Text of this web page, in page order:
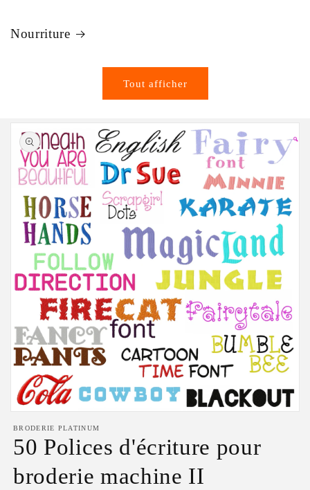
Nourriture
Tout afficher
le
1
dans
une
fenêtre
BRODERIE PLATINUM
50 Polices d'écriture pour
broderie machine II